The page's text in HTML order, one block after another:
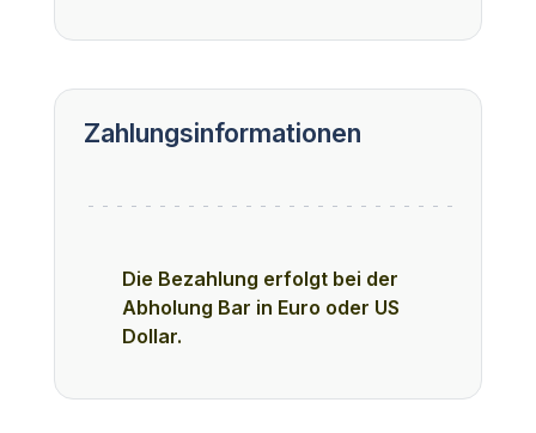
Zahlungsinformationen
Die Bezahlung erfolgt bei der
Abholung Bar in Euro oder US
Dollar.